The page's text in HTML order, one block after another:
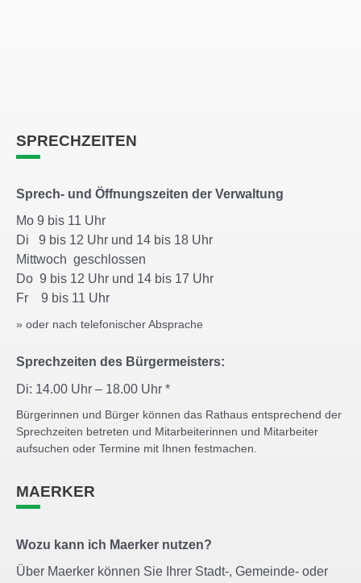
SPRECHZEITEN
Sprech- und Öffnungszeiten der Verwaltung
Mo 9 bis 11 Uhr
Di 9 bis 12 Uhr und 14 bis 18 Uhr
Mittwoch geschlossen
Do 9 bis 12 Uhr und 14 bis 17 Uhr
Fr 9 bis 11 Uhr
» oder nach telefonischer Absprache
Sprechzeiten des Bürgermeisters:
Di: 14.00 Uhr – 18.00 Uhr *
Bürgerinnen und Bürger können das Rathaus entsprechend der
Sprechzeiten betreten und Mitarbeiterinnen und Mitarbeiter
aufsuchen oder Termine mit Ihnen festmachen.
MAERKER
Wozu kann ich Maerker nutzen?
Über Maerker können Sie Ihrer Stadt-, Gemeinde- oder